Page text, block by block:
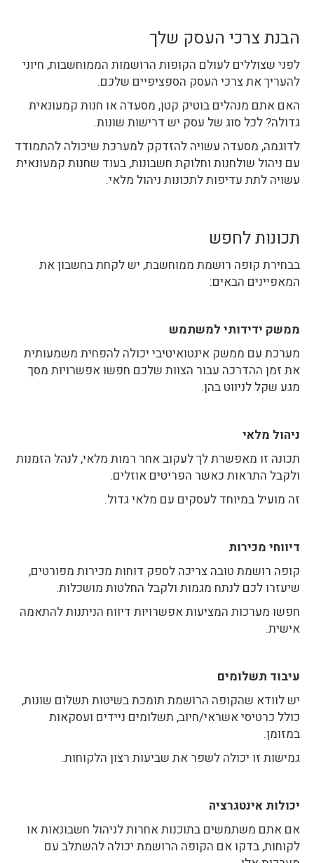
הבנת צרכי העסק שלך
לפני שצוללים לעולם הקופות הרושמות הממוחשבות, חיוני
להעריך את צרכי העסק הספציפיים שלכם.
האם אתם מנהלים בוטיק קטן, מסעדה או חנות קמעונאית
גדולה? לכל סוג של עסק יש דרישות שונות.
לדוגמה, מסעדה עשויה להזדקק למערכת שיכולה להתמודד
עם ניהול שולחנות וחלוקת חשבונות, בעוד שחנות קמעונאית
עשויה לתת עדיפות לתכונות ניהול מלאי.
תכונות לחפש
בבחירת קופה רושמת ממוחשבת, יש לקחת בחשבון את
המאפיינים הבאים:
ממשק ידידותי למשתמש
מערכת עם ממשק אינטואיטיבי יכולה להפחית משמעותית
את זמן ההדרכה עבור הצוות שלכם חפשו אפשרויות מסך
מגע שקל לניווט בהן.
ניהול מלאי
תכונה זו מאפשרת לך לעקוב אחר רמות מלאי, לנהל הזמנות
ולקבל התראות כאשר הפריטים אוזלים.
זה מועיל במיוחד לעסקים עם מלאי גדול.
דיווחי מכירות
קופה רושמת טובה צריכה לספק דוחות מכירות מפורטים,
שיעזרו לכם לנתח מגמות ולקבל החלטות מושכלות.
חפשו מערכות המציעות אפשרויות דיווח הניתנות להתאמה
אישית.
עיבוד תשלומים
יש לוודא שהקופה הרושמת תומכת בשיטות תשלום שונות,
כולל כרטיסי אשראי/חיוב, תשלומים ניידים ועסקאות
במזומן.
גמישות זו יכולה לשפר את שביעות רצון הלקוחות.
יכולות אינטגרציה
אם אתם משתמשים בתוכנות אחרות לניהול חשבונאות או
לקוחות, בדקו אם הקופה הרושמת יכולה להשתלב עם